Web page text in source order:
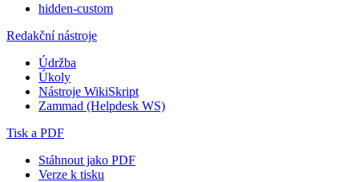
hidden-custom
Redakční nástroje
Údržba
Úkoly
Nástroje WikiSkript
Zammad (Helpdesk WS)
Tisk a PDF
Stáhnout jako PDF
Verze k tisku